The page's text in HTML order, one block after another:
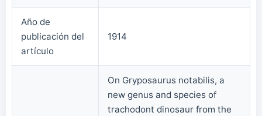
Año de
publicación del
artículo
1914
On Gryposaurus notabilis, a
new genus and species of
trachodont dinosaur from the